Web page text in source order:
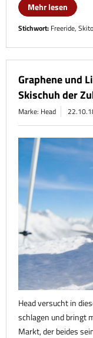
Mehr lesen
Stichwort: Freeride,
Graphene und
Skischuh der
Marke: Head
Head versucht in
schlagen und bringt
Markt, der beides